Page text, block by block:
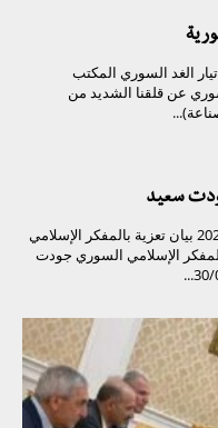
الغد السوري المكتب
الغد السوري عن قلقنا الشديد من
سعيد
تيار الغد السوري المكتب الإعلامي 31/01/ 2022 بيان تعزية بالمفكر الإسلامي
الإسلامي السوري جودت